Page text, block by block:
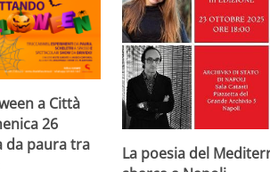
a Città
26
da paura tra
La poesia del